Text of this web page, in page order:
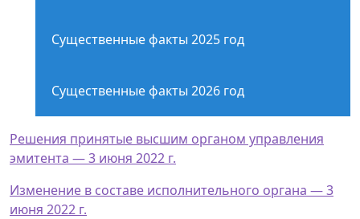
Существенные факты 2025 год
Существенные факты 2026 год
Решения принятые высшим органом управления
эмитента — 3 июня 2022 г.
Изменение в составе исполнительного органа — 3
июня 2022 г.